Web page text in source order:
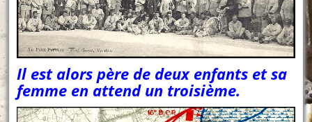
Il est alors père de deux enfants et sa
femme en attend un troisième.